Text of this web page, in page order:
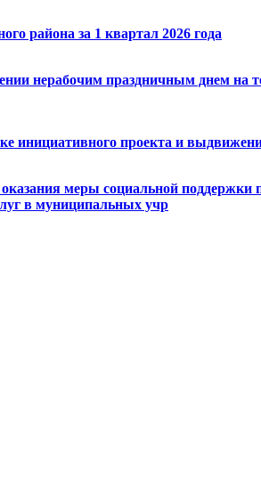
района за 1 квартал 2026 года
нерабочим праздничным днем на
инициативного проекта и
меры социальной
в муниципальных учр